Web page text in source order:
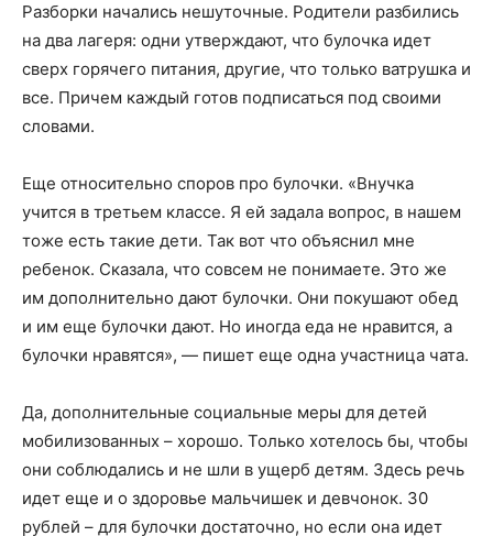
Разборки начались нешуточные. Родители разбились
на два лагеря: одни утверждают, что булочка идет
сверх горячего питания, другие, что только ватрушка и
все. Причем каждый готов подписаться под своими
словами.
Еще относительно споров про булочки. «Внучка
учится в третьем классе. Я ей задала вопрос, в нашем
тоже есть такие дети. Так вот что объяснил мне
ребенок. Сказала, что совсем не понимаете. Это же
им дополнительно дают булочки. Они покушают обед
и им еще булочки дают. Но иногда еда не нравится, а
булочки нравятся», — пишет еще одна участница чата.
Да, дополнительные социальные меры для детей
мобилизованных – хорошо. Только хотелось бы, чтобы
они соблюдались и не шли в ущерб детям. Здесь речь
идет еще и о здоровье мальчишек и девчонок. 30
рублей – для булочки достаточно, но если она идет